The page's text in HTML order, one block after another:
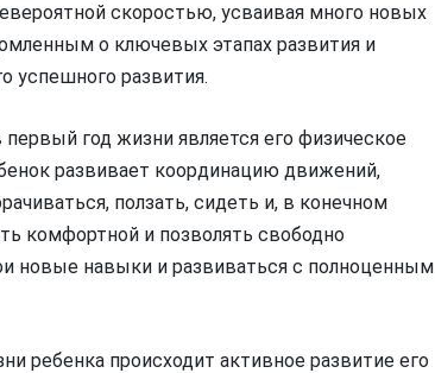
скоростью, усваивая много новых
о ключевых этапах развития и
успешного развития.
год жизни является его физическое
развивает координацию движений,
ползать, сидеть и, в конечном
комфортной и позволять свободно
новые навыки и развиваться с полноценным
ребенка происходит активное развитие его